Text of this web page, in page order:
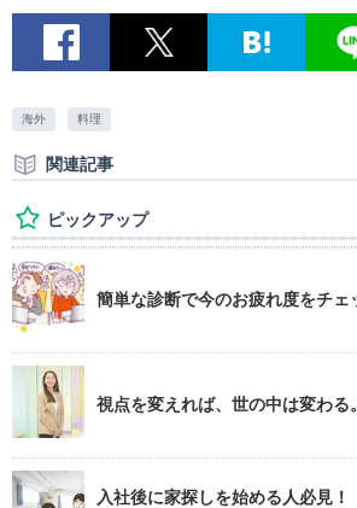
海外 料理
関連記事
ピックアップ
簡単な診断で今のお疲れ度をチェ
視点を変えれば、世の中は変わ
入社後に家探しを始める人必見